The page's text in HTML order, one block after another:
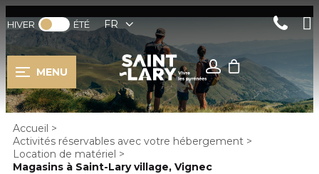
HIVER ÉTÉ FR
MENU
Accueil >
Activités réservables avec votre hébergement >
Location de matériel >
Magasins à Saint-Lary village, Vignec